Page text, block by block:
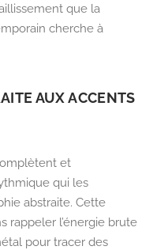
que la
cherche à
AUX ACCENTS
et
qui les
abstraite. Cette
rappeler l’énergie brute
pour tracer des